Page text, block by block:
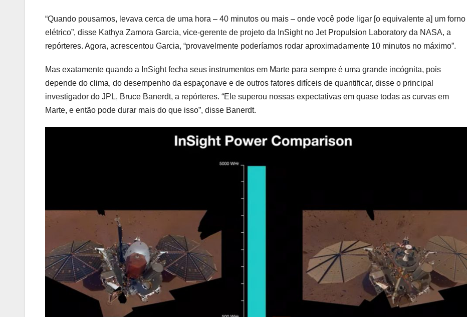
“Quando pousamos, levava cerca de uma hora – 40 minutos ou mais – onde você pode ligar [o equivalente a] um forno
elétrico”, disse Kathya Zamora Garcia, vice-gerente de projeto da InSight no Jet Propulsion Laboratory da NASA, a
repórteres. Agora, acrescentou Garcia, “provavelmente poderíamos rodar aproximadamente 10 minutos no máximo”.
Mas exatamente quando a InSight fecha seus instrumentos em Marte para sempre é uma grande incógnita, pois
depende do clima, do desempenho da espaçonave e de outros fatores difíceis de quantificar, disse o principal
investigador do JPL, Bruce Banerdt, a repórteres. “Ele superou nossas expectativas em quase todas as curvas em
Marte, e então pode durar mais do que isso”, disse Banerdt.